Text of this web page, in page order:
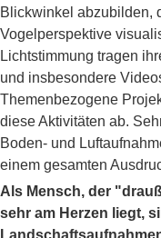
Blickwinkel abzubilden,
Vogelperspektive
Lichtstimmung tragen
und insbesondere
Themenbezogene
diese Aktivitäten ab.
Boden- und
einem gesamten
Als Mensch, der
sehr am Herzen liegt,